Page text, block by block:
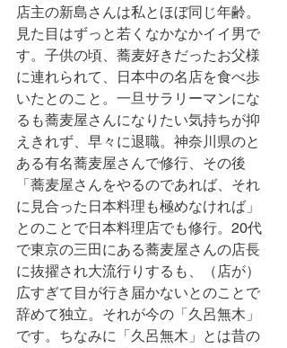
店主の新島さんは私とほぼ同じ年齢。
見た目はずっと若くなかなかイイ男で
す。子供の頃、蕎麦好きだったお父様
に連れられて、日本中の名店を食べ歩
いたとのこと。一旦サラリーマンにな
るも蕎麦屋さんになりたい気持ちが抑
えきれず、早々に退職。神奈川県のと
ある有名蕎麦屋さんで修行、その後
「蕎麦屋さんをやるのであれば、それ
に見合った日本料理も極めなければ」
とのことで日本料理店でも修行。20代
で東京の三田にある蕎麦屋さんの店長
に抜擢され大流行りするも、（店が）
広すぎて目が行き届かないとのことで
辞めて独立。それが今の「久呂無木」
です。ちなみに「久呂無木」とは昔の